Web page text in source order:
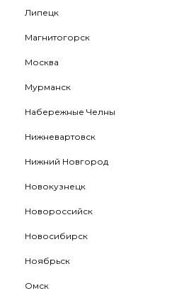
Липецк
Магнитогорск
Москва
Мурманск
Набережные Челны
Нижневартовск
Нижний Новгород
Новокузнецк
Новороссийск
Новосибирск
Ноябрьск
Омск